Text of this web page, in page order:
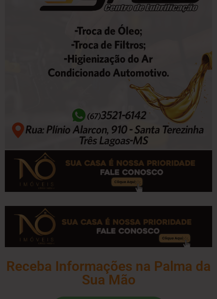
Receba Informações na Palma da
Sua Mão